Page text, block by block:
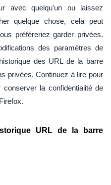
avec quelqu'un ou laissez
quelque chose, cela peut
préféreriez garder privées.
des paramètres de
des URL de la barre
privées. Continuez à lire pour
la confidentialité de
URL de la barre